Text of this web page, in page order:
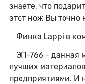
знаете, что
этот нож Вы точно
Финка Lappi в
ЭП-766 - данная
лучших
предприятиями. И